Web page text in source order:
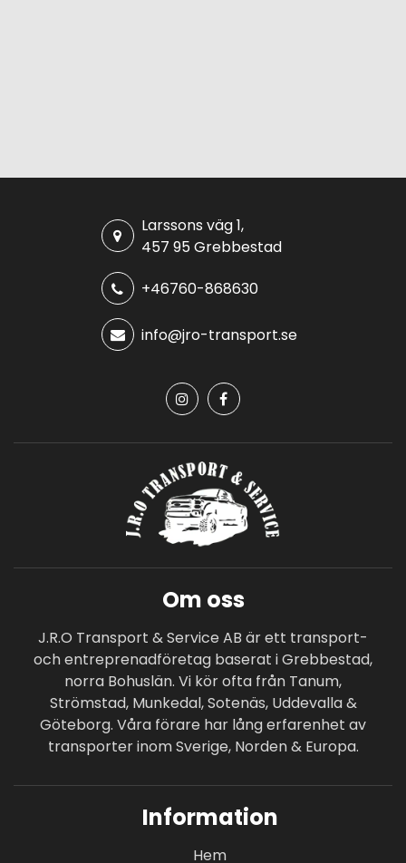
Larssons väg 1,
457 95 Grebbestad
+46760-868630
info@jro-transport.se
Om oss
J.R.O Transport & Service AB är ett transport-
och entreprenadföretag baserat i Grebbestad,
norra Bohuslän. Vi kör ofta från Tanum,
Strömstad, Munkedal, Sotenäs, Uddevalla &
Göteborg. Våra förare har lång erfarenhet av
transporter inom Sverige, Norden & Europa.
Information
Hem